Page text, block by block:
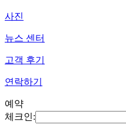
사진
뉴스 센터
고객 후기
연락하기
예약
체크인: